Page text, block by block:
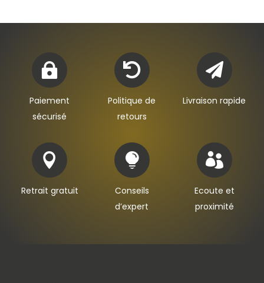
19,00€

Paiement
sécurisé

Politique de
retours

Livraison rapide

Retrait gratuit

Conseils
d’expert

Ecoute et
proximité